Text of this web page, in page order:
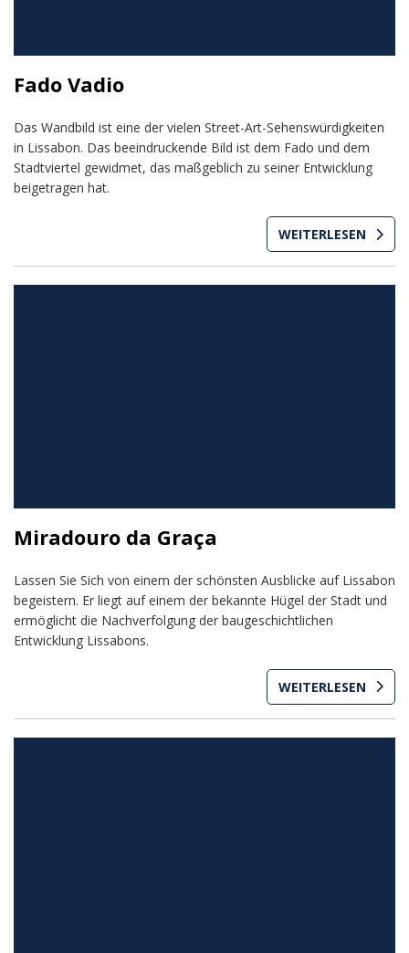
Fado Vadio
Das Wandbild ist eine der vielen Street-Art-Sehenswürdigkeiten
in Lissabon. Das beeindruckende Bild ist dem Fado und dem
Stadtviertel gewidmet, das maßgeblich zu seiner Entwicklung
beigetragen hat.
WEITERLESEN
Miradouro da Graça
Lassen Sie Sich von einem der schönsten Ausblicke auf Lissabon
begeistern. Er liegt auf einem der bekannte Hügel der Stadt und
ermöglicht die Nachverfolgung der baugeschichtlichen
Entwicklung Lissabons.
WEITERLESEN